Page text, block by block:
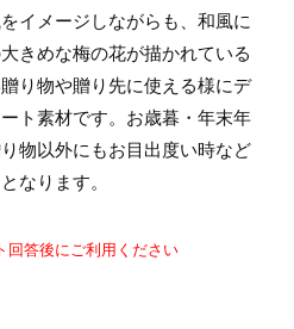
イメージしながらも、和風に
きめな梅の花が描かれている
り物や贈り先に使える様にデ
ト素材です。お歳暮・年末年
物以外にもお目出度い時など
なります。
答後にご利用ください